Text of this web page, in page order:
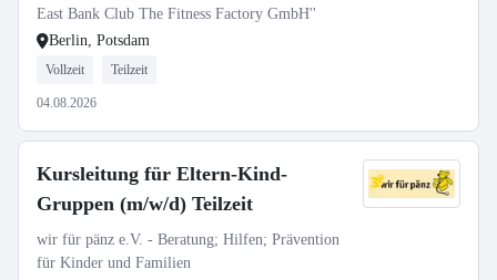
East Bank Club The Fitness Factory GmbH''
Berlin, Potsdam
Vollzeit Teilzeit
04.08.2026
Kursleitung für Eltern-Kind-
Gruppen (m/w/d) Teilzeit
wir für pänz e.V. - Beratung; Hilfen; Prävention
für Kinder und Familien